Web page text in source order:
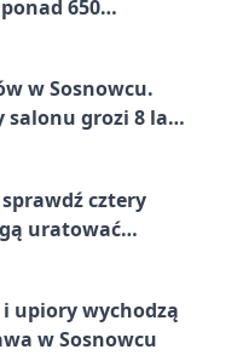
650
w Sosnowcu.
salonu grozi 8 lat
cztery
uratować
upiory wychodzą
w Sosnowcu